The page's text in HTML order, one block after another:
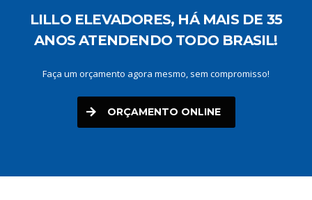
LILLO ELEVADORES, HÁ MAIS DE 35
ANOS ATENDENDO TODO BRASIL!
Faça um orçamento agora mesmo, sem compromisso!
ORÇAMENTO ONLINE